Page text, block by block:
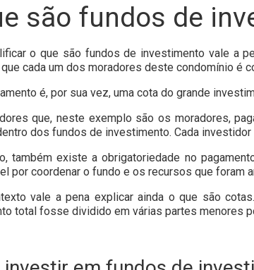
são fundos de
o que são fundos de investimento vale a
cada um dos moradores deste condomínio é
é, por sua vez, uma cota do grande
que, neste exemplo são os moradores,
dos fundos de investimento. Cada
também existe a obrigatoriedade no
por coordenar o fundo e os recursos que foram
vale a pena explicar ainda o que são
total fosse dividido em várias partes menores